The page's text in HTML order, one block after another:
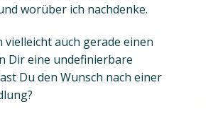
worüber ich nachdenke.
vielleicht auch gerade einen
Dir eine undefinierbare
Du den Wunsch nach einer